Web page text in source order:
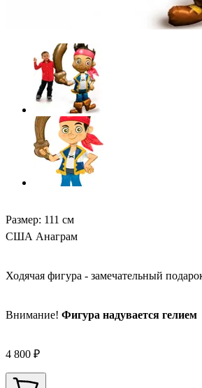
Размер: 111 см
США Анаграм
Ходячая фигура - замечательный
Внимание! Фигура надувается гелием
4 800 ₽